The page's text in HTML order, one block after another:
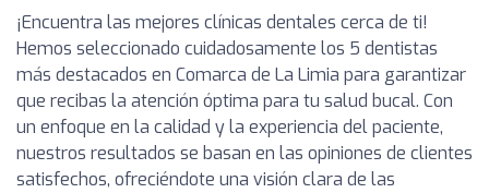
¡Encuentra las mejores clínicas dentales cerca de ti!
Hemos seleccionado cuidadosamente los 5 dentistas
más destacados en Comarca de La Limia para garantizar
que recibas la atención óptima para tu salud bucal. Con
un enfoque en la calidad y la experiencia del paciente,
nuestros resultados se basan en las opiniones de clientes
satisfechos, ofreciéndote una visión clara de las